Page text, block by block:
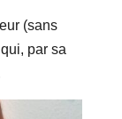
(sans
par sa